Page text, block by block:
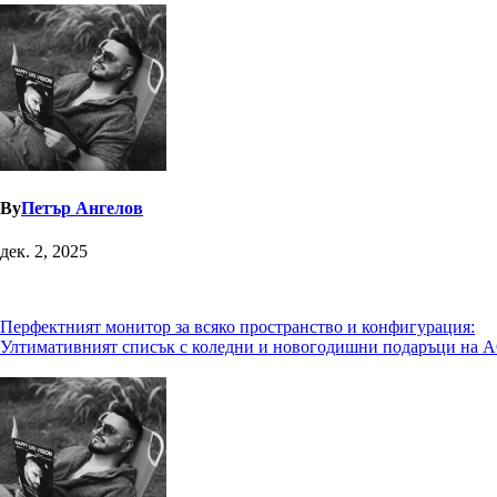
ByПетър Ангелов
дек. 2, 2025
Навигация
Перфектният монитор за всяко пространство и конфигурация:
Ултимативният списък с коледни и новогодишни подаръци на